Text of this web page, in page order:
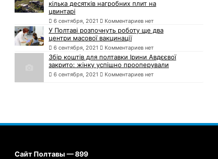
кілька десятків нагробних плит на
цвинтарі
6 сентября, 2021 Комментариев нет
У Полтаві розпочнуть роботу ще два
центри масової вакцинації
6 сентября, 2021 Комментариев нет
Збір коштів для полтавки Ірини Авдєєвої
закрито: жінку успішно прооперували
6 сентября, 2021 Комментариев нет
Сайт Полтавы — 899